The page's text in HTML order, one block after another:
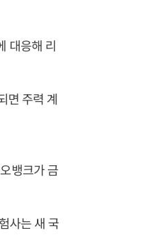
대응해 리
면 주력 계
뱅크가 금
사는 새 국